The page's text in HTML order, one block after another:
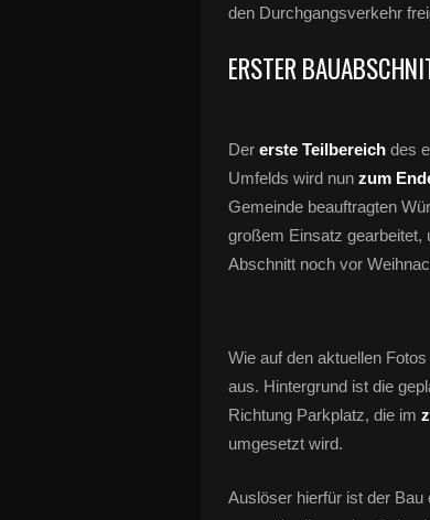
den Durchgangsverkehr
ERSTER
Der erste Teilbereich des
Umfelds wird nun zum
Gemeinde beauftragten
großem Einsatz gearbeitet,
Abschnitt noch vor
Wie auf den aktuellen
aus. Hintergrund ist die
Richtung Parkplatz, die im
umgesetzt wird.
Auslöser hierfür ist der